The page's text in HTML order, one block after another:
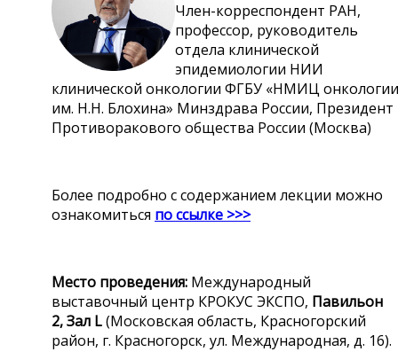
Член-корреспондент РАН,
профессор, руководитель
отдела клинической
эпидемиологии НИИ
клинической онкологии ФГБУ «НМИЦ онкологии
им. Н.Н. Блохина» Минздрава России, Президент
Противоракового общества России (Москва)
Более подробно с содержанием лекции можно
ознакомиться по ссылке >>>
Место проведения: Международный
выставочный центр КРОКУС ЭКСПО, Павильон
2,Зал L(Московская область, Красногорский
район, г. Красногорск, ул. Международная, д. 16).